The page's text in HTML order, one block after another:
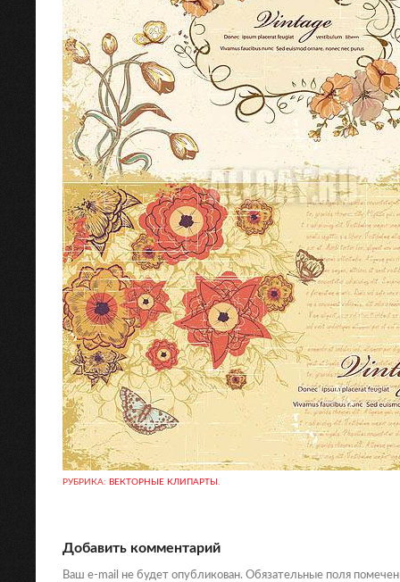
РУБРИКА: ВЕКТОРНЫЕ КЛИПАРТЫ
Добавить комментарий
Ваш e-mail не будет опубликован. Обязательные поля